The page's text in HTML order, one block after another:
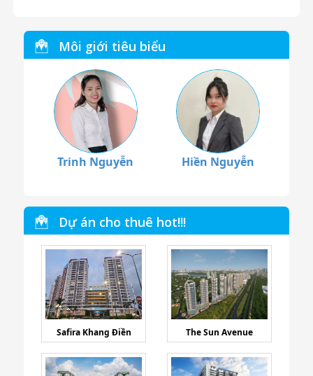
Môi giới tiêu biểu
Trinh Nguyễn Hiền Nguyễn
Dự án cho thuê hot!!!
Safira Khang Điền The Sun Avenue